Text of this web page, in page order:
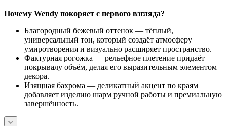
Почему Wendy покоряет с первого взгляда?
Благородный бежевый оттенок — тёплый,
универсальный тон, который создаёт атмосферу
умиротворения и визуально расширяет пространство.
Фактурная рогожка — рельефное плетение придаёт
покрывалу объём, делая его выразительным элементом
декора.
Изящная бахрома — деликатный акцент по краям
добавляет изделию шарм ручной работы и премиальную
завершённость.